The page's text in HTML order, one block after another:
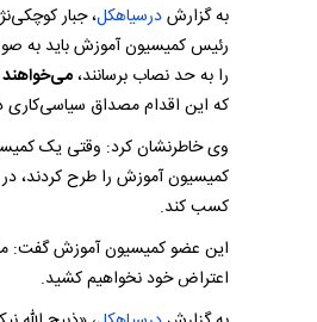
به گزارشدرسیاهکل، جبار
رئیس کمیسیون آموزش باید به
را به حد نصاب برسانند،می‌خواهند ۲ متخصصی که به عارف رای نخواهند داد
که این اقدام مصداق سیاسی‌کاری
وی خاطرنشان کرد: وقتی یک
کمیسیون آموزش را طرح کردند، در
کسب کند.
این عضو کمیسیون آموزش گفت: ما
اعتراض خود نخواهیم کشید.